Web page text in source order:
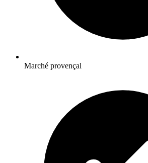
Marché provençal